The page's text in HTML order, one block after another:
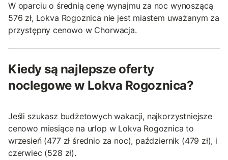
W oparciu o średnią cenę wynajmu za noc wynoszącą
576 zł, Lokva Rogoznica nie jest miastem uważanym za
przystępny cenowo w Chorwacja.
Kiedy są najlepsze oferty
noclegowe w Lokva Rogoznica?
Jeśli szukasz budżetowych wakacji, najkorzystniejsze
cenowo miesiące na urlop w Lokva Rogoznica to
wrzesień (477 zł średnio za noc), październik (479 zł), i
czerwiec (528 zł).